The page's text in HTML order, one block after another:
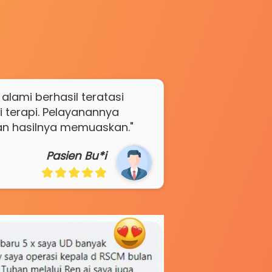
berhasil teratasi
Pelayanannya
hasilnya memuaskan."
Pasien Bu*i